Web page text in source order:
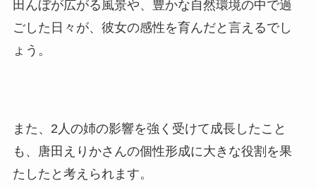
田んぼが広がる風景や、豊かな自然環境の中で過
ごした日々が、彼女の感性を育んだと言えるでし
ょう。
また、2人の姉の影響を強く受けて成長したこと
も、唐田えりかさんの個性形成に大きな役割を果
たしたと考えられます。